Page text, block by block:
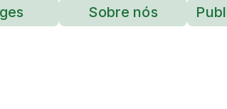
Sobre nós